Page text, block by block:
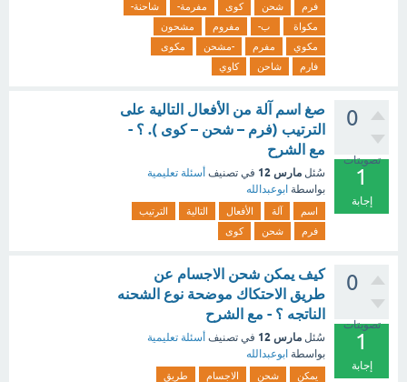
فرم
شحن كوى مفرمة-
شاحنة-
مكواة
ب- مفروم
مشحون
مكوي
مفرم -مشحن
مكوى
فارم
شاحن كاوي
0
تصويتات
1
إجابة
صغ اسم آلة من الأفعال التالية على
الترتيب (فرم – شحن – كوى ). ؟ -
مع الشرح
سُئل مارس 12 في تصنيف أسئلة تعليمية
بواسطة ابوعبدالله
اسم آلة الأفعال التالية
الترتيب
فرم
شحن كوى
0
تصويتات
1
إجابة
كيف يمكن شحن الاجسام عن
طريق الاحتكاك موضحة نوع الشحنه
الناتجه ؟ - مع الشرح
سُئل مارس 12 في تصنيف أسئلة تعليمية
بواسطة ابوعبدالله
يمكن شحن الاجسام
طريق